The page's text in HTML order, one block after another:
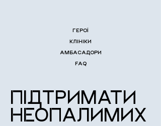
ГЕРОЇ
КЛІНІКИ
АМБАСАДОРИ
FAQ
ПІДТРИМАТИ
НЕОПАЛИМИХ